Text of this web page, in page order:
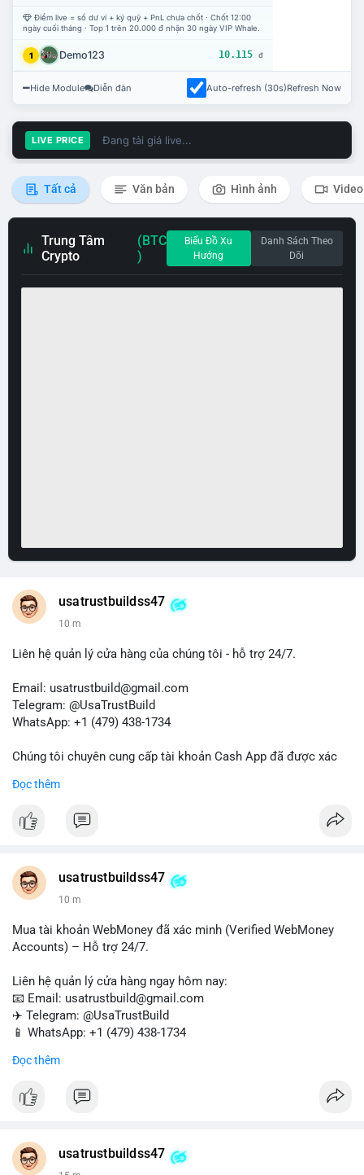
Điểm live = số dư ví + ký quỹ + PnL chưa chốt · Chốt 12:00
ngày cuối tháng · Top 1 trên 20.000 đ nhận 30 ngày VIP Whale.
1 Demo123 10.115 đ
Hide Module Diễn đàn Auto-refresh (30s)Refresh Now
LIVE PRICE Đang tải giá live...
Tất cả Văn bản Hình ảnh Video
Trung Tâm
Crypto
(BTC
)
Biểu Đồ Xu
Hướng
Danh Sách Theo
Dõi
usatrustbuildss47
10 m
Liên hệ quản lý cửa hàng của chúng tôi - hỗ trợ 24/7.
Email: usatrustbuild@gmail.com
Telegram: @UsaTrustBuild
WhatsApp: +1 (479) 438-1734
Chúng tôi chuyên cung cấp tài khoản Cash App đã được xác
marketing, SEO, SMM, chuyển tiền, gửi tiền qua di động, thanh
#buyverifiedcashappaccounts #marketing
#trendingnow
#sendmoney
Đọc thêm
usatrustbuildss47
10 m
Mua tài khoản WebMoney đã xác minh (Verified WebMoney
Accounts) – Hỗ trợ 24/7.
Liên hệ quản lý cửa hàng ngay hôm nay:
📧 Email: usatrustbuild@gmail.com
✈️ Telegram: @UsaTrustBuild
📱 WhatsApp: +1 (479) 438-1734
Tài khoản WebMoney xác minh sẵn sàng – giao dịch nhanh
và chuyển tiền quốc tế.
#verifiedaccounts #onlinepayment
#trustbuild
Đọc thêm
usatrustbuildss47